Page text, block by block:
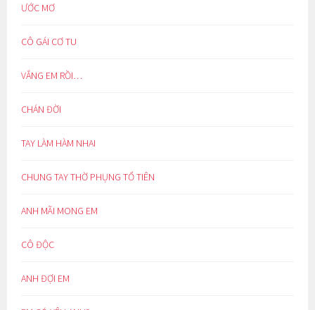
ƯỚC MƠ
CÔ GÁI CƠ TU
VẮNG EM RỒI…
CHÁN ĐỜI
TAY LÀM HÀM NHAI
CHUNG TAY THỜ PHỤNG TỔ TIÊN
ANH MÃI MONG EM
CÔ ĐỘC
ANH ĐỢI EM